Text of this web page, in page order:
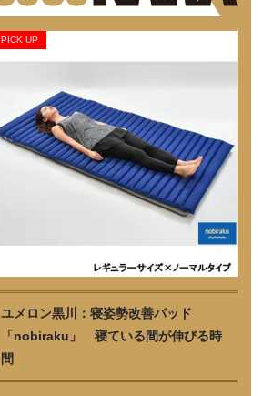
PICK UP
ユメロン黒川：寝姿勢改善パッド
「nobiraku」 寝ている間が伸びる時
間